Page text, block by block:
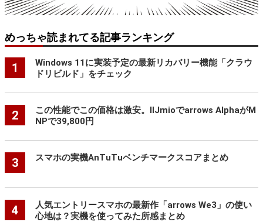
めっちゃ読まれてる記事ランキング
1
Windows 11に実装予定の最新リカバリー機能「クラウ
ドリビルド」をチェック
2
この性能でこの価格は激安。IIJmioでarrows AlphaがM
NPで39,800円
3 スマホの実機AnTuTuベンチマークスコアまとめ
4
人気エントリースマホの最新作「arrows We3」の使い
心地は？実機を使ってみた所感まとめ